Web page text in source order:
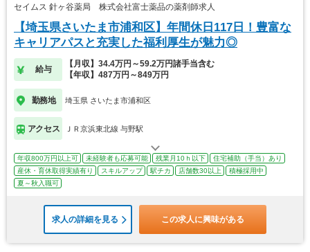
セイムス 針ヶ谷薬局 株式会社富士薬品の薬剤師求人
【埼玉県さいたま市浦和区】年間休日117日！豊富な
キャリアパスと充実した福利厚生が魅力◎
給与
【月収】34.4万円～59.2万円諸手当含む
【年収】487万円～849万円
勤務地 埼玉県 さいたま市浦和区
アクセス ＪＲ京浜東北線 与野駅
年収800万円以上可 未経験者も応募可能 残業月10ｈ以下
住宅補助（手当）あり
産休・育休取得実績有り
スキルアップ 駅チカ 店舗数30以上
積極採用中
夏～秋入職可
求人の詳細を見る この求人に興味がある